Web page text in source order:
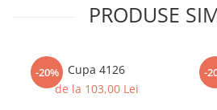
PRODUSE
-20%
Cupa 4126
de la 103,00 Lei
-